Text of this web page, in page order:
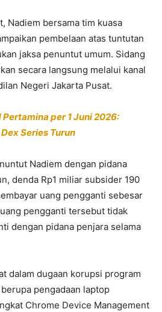
Nadiem bersama tim kuasa
pembelaan atas tuntutan
jaksa penuntut umum. Sidang
secara langsung melalui kanal
Negeri Jakarta Pusat.
Pertamina per 1 Juni 2026:
Series Turun
Nadiem dengan pidana
denda Rp1 miliar subsider 190
uang pengganti sebesar
pengganti tersebut tidak
dengan pidana penjara selama
dalam dugaan korupsi program
pengadaan laptop
Chrome Device Management